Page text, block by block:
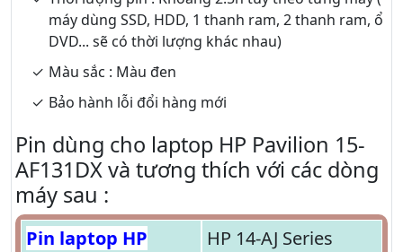
máy dùng SSD, HDD, 1 thanh ram, 2 thanh ram, ổ
DVD... sẽ có thời lượng khác nhau)
Màu sắc : Màu đen
Bảo hành lỗi đổi hàng mới
Pin dùng cho laptop HP Pavilion 15-
AF131DX và tương thích với các dòng
máy sau :
Pin laptop HP
HP 14-AJ Series